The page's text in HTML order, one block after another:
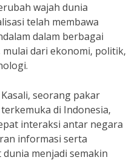
wajah dunia
telah membawa
dalam berbagai
dari ekonomi, politik,
seorang pakar
di Indonesia,
interaksi antar negara
informasi serta
menjadi semakin